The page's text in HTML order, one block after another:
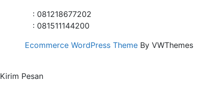
: 081218677202
: 081511144200
Ecommerce WordPress Theme By VWThemes
Kirim Pesan